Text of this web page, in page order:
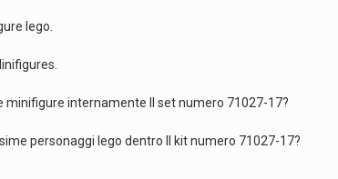
lego.
minifigure internamente Il set numero 71027-17?
personaggi lego dentro Il kit numero 71027-17?